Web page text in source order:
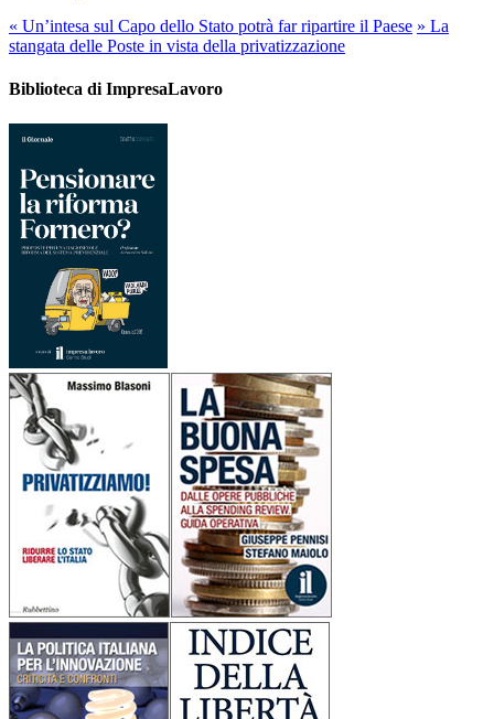
« Un’intesa sul Capo dello Stato potrà far ripartire il Paese » La
stangata delle Poste in vista della privatizzazione
Biblioteca di ImpresaLavoro